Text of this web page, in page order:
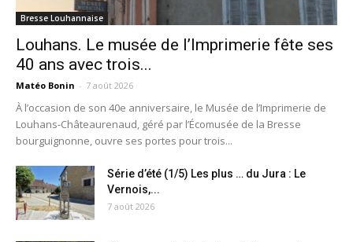
Bresse Louhannaise
Louhans. Le musée de l’Imprimerie fête ses
40 ans avec trois...
Matéo Bonin - 7 août 2026
À l’occasion de son 40e anniversaire, le Musée de l’Imprimerie de
Louhans-Châteaurenaud, géré par l’Écomusée de la Bresse
bourguignonne, ouvre ses portes pour trois...
Série d’été (1/5) Les plus … du Jura : Le
Vernois,...
7 août 2026